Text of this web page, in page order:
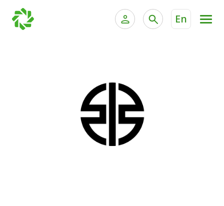
En
الخدمات المصرفية الإلكترونية للشركات
خدمة "بيتك" للتداول الإلكتروني
جميع السيارات